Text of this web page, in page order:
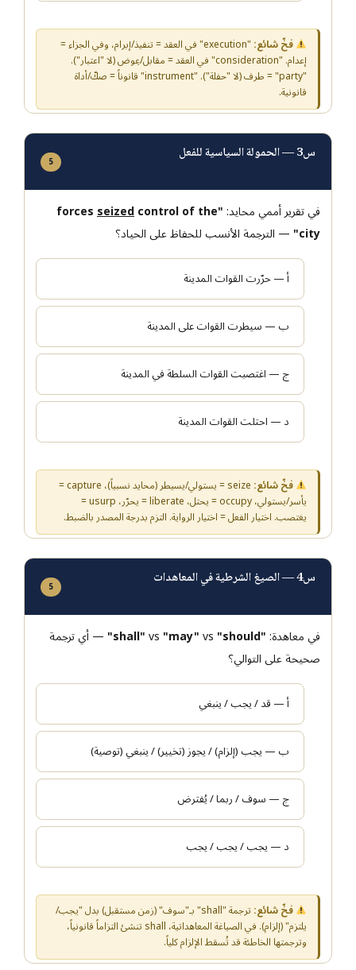
فخّ شائع:
"execution" في العقد = تنفيذ/إبرام، وفي الجزاء =
إعدام. "consideration" في العقد = مقابل/عِوض (لا "اعتبار").
"party" = طرف (لا "حفلة"). "instrument" قانوناً = صكّ/أداة
قانونية.
س3 — الحمولة السياسية للفعل 5
في تقرير أممي محايد:"forces
seizedcontrol of the
city" — الترجمة الأنسب للحفاظ على الحياد؟
أ — حرّرت القوات المدينة
ب — سيطرت القوات على المدينة
ج — اغتصبت القوات السلطة في المدينة
د — احتلت القوات المدينة
فخّ شائع:
seize = يستولي/يسيطر (محايد نسبياً)، capture =
يأسر/يستولي، occupy = يحتل، liberate = يحرّر، usurp =
يغتصب. اختيار الفعل = اختيار الرواية. التزم بدرجة المصدر بالضبط.
س4 — الصيغ الشرطية في المعاهدات 5
في معاهدة:"shall"
vs "may"vs "should"
— أي ترجمة
صحيحة على التوالي؟
أ — قد / يجب / ينبغي
ب — يجب (إلزام) / يجوز (تخيير) / ينبغي (توصية)
ج — سوف / ربما / يُفترض
د — يجب / يجب / يجب
فخّ شائع:
ترجمة "shall" بـ"سوف" (زمن مستقبل) بدل "يجب/
يلتزم" (إلزام). في الصياغة المعاهداتية، shall تنشئ التزاماً قانونياً،
وترجمتها الخاطئة قد تُسقط الإلزام كلياً.